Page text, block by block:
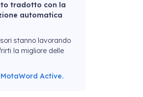
tradotto con la
automatica
stanno lavorando
la migliore delle
MotaWord Active.